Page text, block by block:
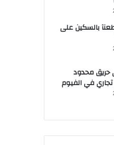
بالسكين على
حريق محدود
في الفيوم